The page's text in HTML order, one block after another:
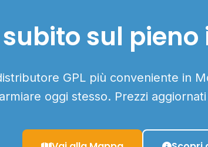
sul pieno
GPL più conveniente in
oggi stesso. Prezzi